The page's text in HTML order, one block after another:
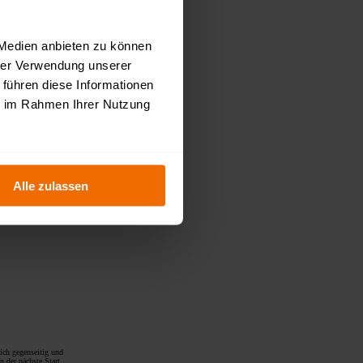
anbieten zu können
Verwendung unserer
diese Informationen
Rahmen Ihrer Nutzung
Alle zulassen
aufzuholen.
gegenseitig und